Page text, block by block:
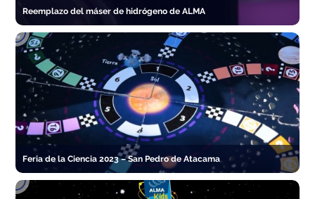
Reemplazo del máser de hidrógeno de ALMA
Feria de la Ciencia 2023 – San Pedro de Atacama